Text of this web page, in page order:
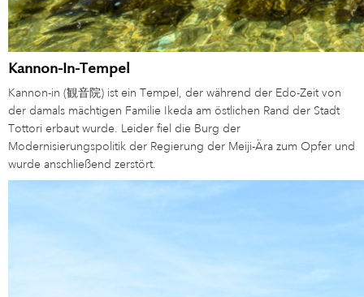
Kannon-In-Tempel
Kannon-in (観音院) ist ein Tempel, der während der Edo-Zeit von
der damals mächtigen Familie Ikeda am östlichen Rand der Stadt
Tottori erbaut wurde. Leider fiel die Burg der
Modernisierungspolitik der Regierung der Meiji-Ära zum Opfer und
wurde anschließend zerstört.